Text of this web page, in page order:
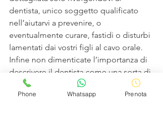
dentista, unico soggetto qualificato
nell’aiutarvi a prevenire, o
eventualmente curare, fastidi o disturbi
lamentati dai vostri figli al cavo orale.
Infine non dimenticate l’importanza di
descrivere il dentista come una sorta di
amico, come una figura positiva,
adottando un atteggiamento sereno,
Phone Whatsapp Prenota